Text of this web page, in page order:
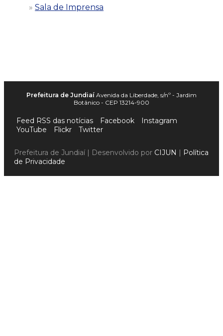
Sala de Imprensa
Prefeitura de Jundiaí Avenida da Liberdade, s/nº - Jardim
Botânico - CEP 13214-900
Feed RSS das notícias Facebook
Instagram
YouTube
Flickr Twitter
Prefeitura de Jundiaí | Desenvolvido por CIJUN | Política
de Privacidade